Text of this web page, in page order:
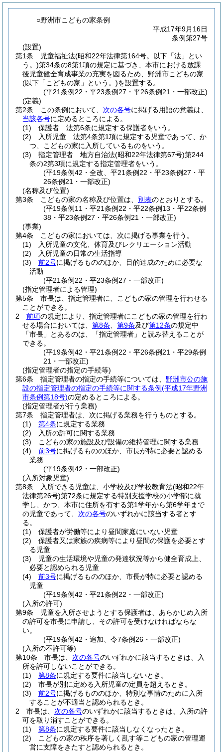
○野洲市こどもの家条例
平成17年9月16日
条例第27号
(設置)
第1条
児童福祉法(昭和22年法律第164号。以下「法」とい
う。)第34条の8第1項の規定に基づき、本市における放課
後児童健全育成事業の充実を図るため、野洲市こどもの家
(以下「こどもの家」という。)を設置する。
(平21条例22・平23条例27・平26条例21・一部改正)
(定義)
第2条
この条例において、 次の各号に掲げる用語の意義は、
当該各号に定めるところによる。
(1)
保護者 法第6条に規定する保護者をいう。
(2)
入所児童 法第4条第1項に規定する児童であって、か
つ、こどもの家に入所しているものをいう。
(3)
指定管理者 地方自治法(昭和22年法律第67号)第244
条の2第3項に規定する指定管理者をいう。
(平19条例42・全改、平21条例22・平23条例27・平
26条例21・一部改正)
(名称及び位置)
第3条
こどもの家の名称及び位置は、 別表のとおりとする。
(平19条例11・平21条例22・平22条例13・平22条例
38・平23条例27・平26条例21・一部改正)
(事業)
第4条
こどもの家においては、次に掲げる事業を行う。
(1)
入所児童の文化、体育及びレクリエーション活動
(2)
入所児童の日常の生活指導
(3)
前2号に掲げるもののほか、目的達成のために必要な
活動
(平21条例22・平23条例27・一部改正)
(指定管理者による管理)
第5条
市長は、指定管理者に、こどもの家の管理を行わせる
ことができる。
2
前項の規定により、指定管理者にこどもの家の管理を行わ
せる場合においては、 第8条 第9条及び第12条の規定中
「市長」とあるのは、「指定管理者」と読み替えることが
できる。
(平19条例42・平21条例22・平26条例21・平29条例
21・一部改正)
(指定管理者の指定の手続等)
第6条
指定管理者の指定の手続等については、 野洲市公の施
設の指定管理者の指定の手続等に関する条例(平成17年野洲
市条例第18号)の定めるところによる。
(指定管理者が行う業務)
第7条
指定管理者は、次に掲げる業務を行うものとする。
(1)
第4条に規定する業務
(2)
入所の許可に関する業務
(3)
こどもの家の施設及び設備の維持管理に関する業務
(4)
前3号に掲げるもののほか、市長が特に必要と認める
業務
(平19条例42・一部改正)
(入所対象児童)
第8条
入所できる児童は、小学校及び学校教育法(昭和22年
法律第26号)第72条に規定する特別支援学校の小学部に就
学し、かつ、本市に住所を有する第1学年から第6学年まで
の児童であって、 次の各号のいずれかに該当する者とす
る。
(1)
保護者が労働等により昼間家庭にいない児童
(2)
保護者又は家族の疾病等により昼間の保護を必要とす
る児童
(3)
児童の生活環境や児童の発達状況等から健全育成上、
必要と認められる児童
(4)
前3号に掲げるもののほか、市長が特に必要と認める
児童
(平19条例42・平21条例22・一部改正)
(入所の許可)
第9条
児童を入所させようとする保護者は、あらかじめ入所
の許可を市長に申請し、その許可を受けなければならな
い。
(平19条例42・追加、令7条例26・一部改正)
(入所の不許可等)
第10条
市長は、 次の各号のいずれかに該当するときは、入
所を許可しないことができる。
(1)
第8条に規定する要件に該当しないとき。
(2)
市長が別に定める入所児童の定員を超えるとき。
(3)
前2号に掲げるもののほか、特別な事情のために入所
することが不適当と認められるとき。
2
市長は、 次の各号のいずれかに該当するときは、入所の許
可を取り消すことができる。
(1)
第8条に規定する要件に該当しなくなったとき。
(2)
こどもの家の秩序を著しく乱す等こどもの家の管理運
営に支障をきたすと認められるとき。